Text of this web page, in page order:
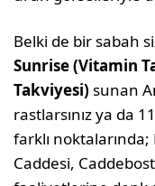
Belki de bir sabah
Sunrise (Vitamin
Takviyesi) sunan
rastlarsınız ya da
farklı
Caddesi,